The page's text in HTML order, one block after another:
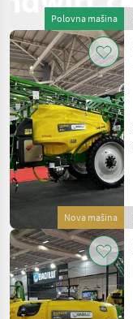
Polovna mašina
Nova mašina